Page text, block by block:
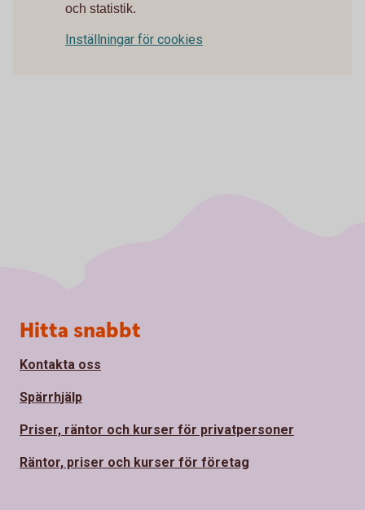
och statistik.
Inställningar för cookies
Sidfot
Hitta snabbt
Kontakta oss
Spärrhjälp
Priser, räntor och kurser för privatpersoner
Räntor, priser och kurser för företag